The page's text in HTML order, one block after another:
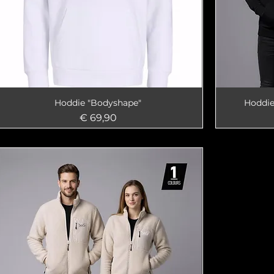
Hoddie "Bodyshape"
Preis
€ 69,90